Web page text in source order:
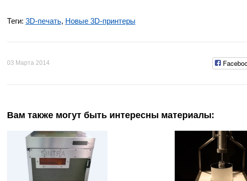
Теги: 3D-печать, Новые 3D-принтеры
03 Марта 2014
Вам также могут быть интересны материалы: